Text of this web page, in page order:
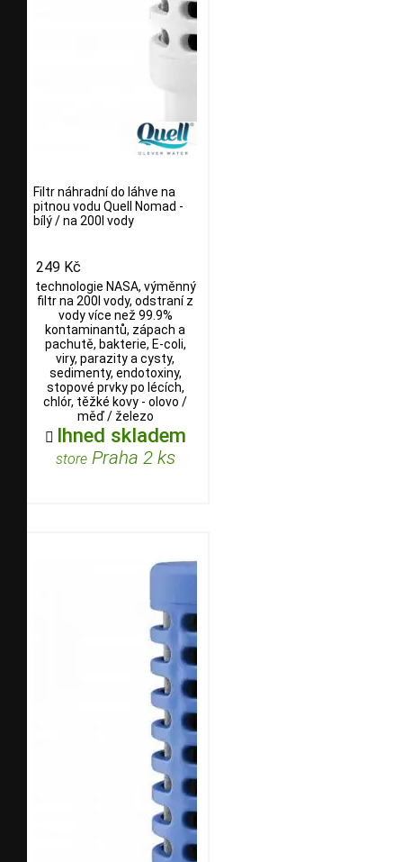
Filtr náhradní do láhve na
pitnou vodu Quell Nomad -
bílý / na 200l vody
249 Kč
technologie NASA, výměnný
filtr na 200l vody, odstraní z
vody více než 99.9%
kontaminantů, zápach a
pachutě, bakterie, E-coli,
viry, parazity a cysty,
sedimenty, endotoxiny,
stopové prvky po lécích,
chlór, těžké kovy - olovo /
měď / železo
 Ihned skladem
storePraha 2 ks